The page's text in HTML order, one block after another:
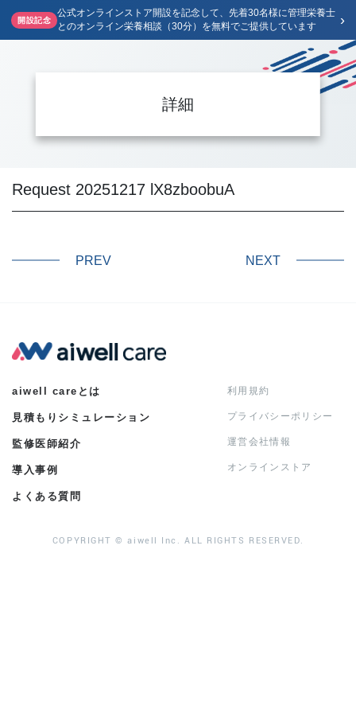
開設記念
公式オンラインストア開設を記念して、先着30名様に管理栄養士
とのオンライン栄養相談（30分）を無料でご提供しています
›
詳細
Request 20251217 lX8zboobuA
PREV NEXT
aiwell careとは
見積もりシミュレーション
監修医師紹介
導入事例
よくある質問
利用規約
プライバシーポリシー
運営会社情報
オンラインストア
COPYRIGHT © aiwell Inc. ALL RIGHTS RESERVED.